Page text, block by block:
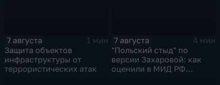
7 августа
1 мин
Защита объектов
инфраструктуры от
террористических атак
7 августа
4 мин
"Польский стыд" по
версии Захаровой: как
оценили в МИД РФ